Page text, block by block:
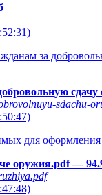
за
sdachu-
для
оружия.pdf—